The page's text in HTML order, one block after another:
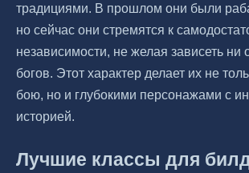
традициями. В прошлом они были
но сейчас они стремятся к
независимости, не желая зависеть ни
богов. Этот характер делает их не
бою, но и глубокими персонажами с
историей.
Лучшие классы для